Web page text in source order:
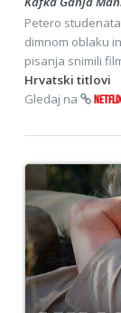
Petero
dimnom oblaku
pisanja snimili
Hrvatski titlovi
Gledaj na